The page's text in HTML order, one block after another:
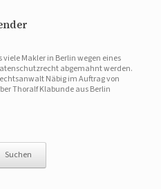
Makler in Berlin wegen eines
abgemahnt werden.
Näbig im Auftrag von
Thoralf Klabunde aus Berlin
Suchen